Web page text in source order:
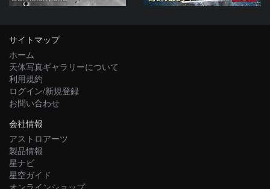
サイトマップ
ホーム
天体写真ギャラリーについて
利用規約
ログイン/新規登録
お問い合わせ
会社情報
アストロアーツ
製品情報
星ナビ
星空ガイド
オンラインショップ